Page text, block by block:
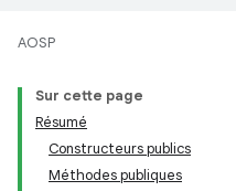
AOSP
Sur cette page
Résumé
Constructeurs publics
Méthodes publiques